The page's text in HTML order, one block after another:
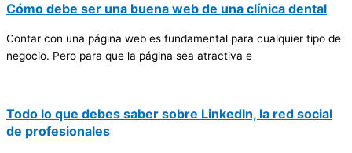
Cómo debe ser una buena web de una clínica dental
Contar con una página web es fundamental para cualquier tipo de
negocio. Pero para que la página sea atractiva e
Todo lo que debes saber sobre LinkedIn, la red social
de profesionales